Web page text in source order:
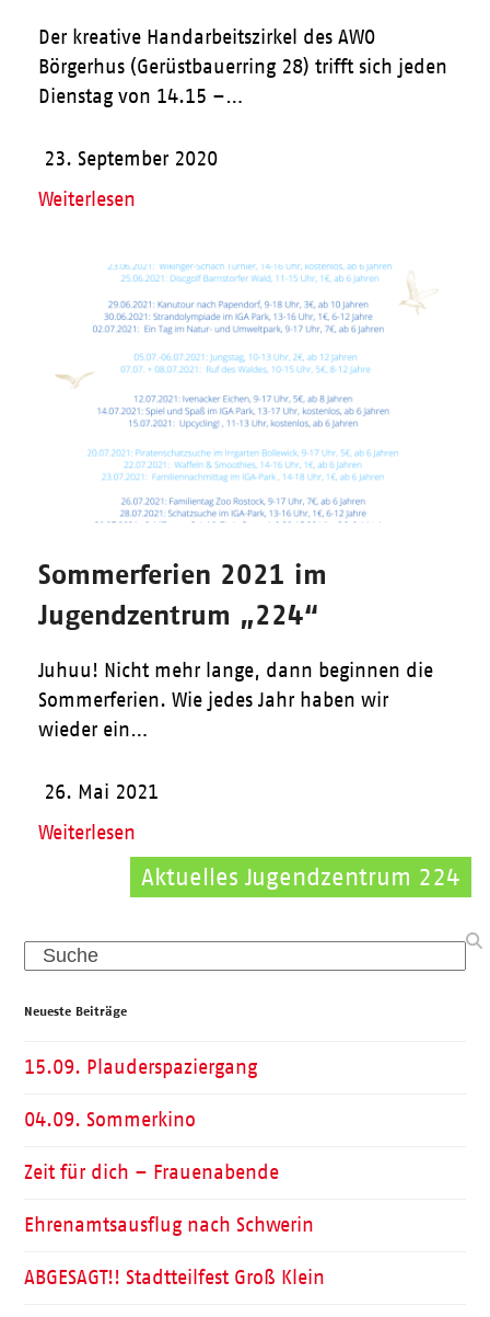
Der kreative Handarbeitszirkel des AWO
Börgerhus (Gerüstbauerring 28) trifft sich jeden
Dienstag von 14.15 –…
23. September 2020
Weiterlesen
Aktuelles Jugendzentrum 224
Sommerferien 2021 im
Jugendzentrum „224“
Juhuu! Nicht mehr lange, dann beginnen die
Sommerferien. Wie jedes Jahr haben wir
wieder ein…
26. Mai 2021
Weiterlesen
Search
Neueste Beiträge
15.09. Plauderspaziergang
04.09. Sommerkino
Zeit für dich – Frauenabende
Ehrenamtsausflug nach Schwerin
ABGESAGT!! Stadtteilfest Groß Klein